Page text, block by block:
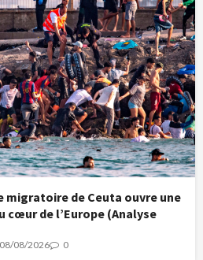
migratoire de Ceuta ouvre une
cœur de l’Europe (Analyse
08/08/2026 0